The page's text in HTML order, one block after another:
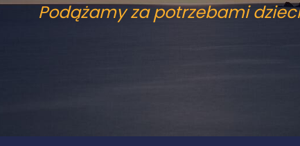
Podążamy za potrzebami dzieci